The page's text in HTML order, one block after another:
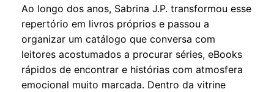
Ao longo dos anos, Sabrina J.P. transformou esse
repertório em livros próprios e passou a
organizar um catálogo que conversa com
leitores acostumados a procurar séries, eBooks
rápidos de encontrar e histórias com atmosfera
emocional muito marcada. Dentro da vitrine